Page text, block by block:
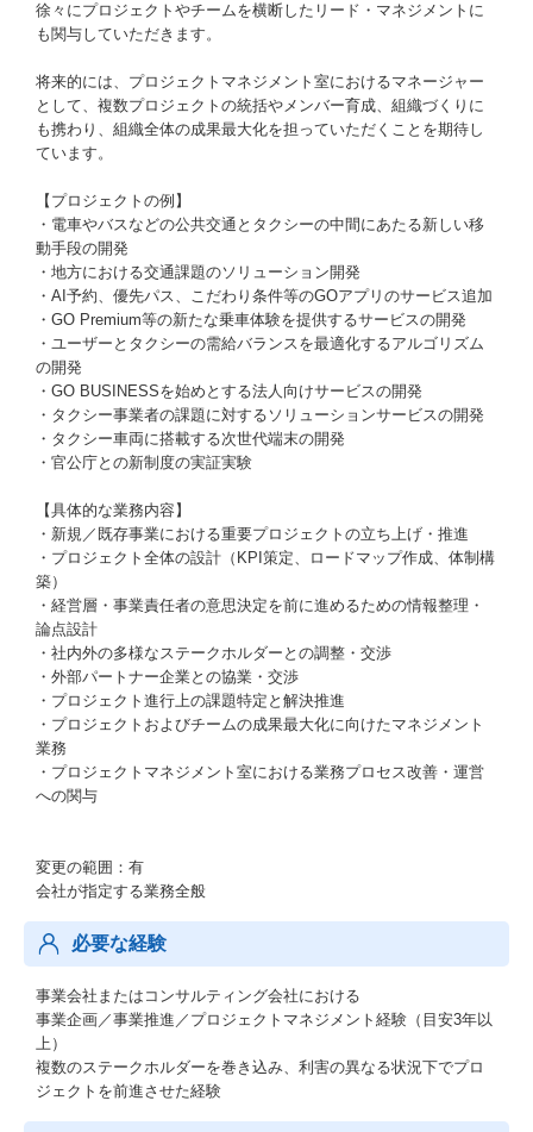
徐々にプロジェクトやチームを横断したリード・マネジメントに
も関与していただきます。
将来的には、プロジェクトマネジメント室におけるマネージャー
として、複数プロジェクトの統括やメンバー育成、組織づくりに
も携わり、組織全体の成果最大化を担っていただくことを期待し
ています。
【プロジェクトの例】
・電車やバスなどの公共交通とタクシーの中間にあたる新しい移
動手段の開発
・地方における交通課題のソリューション開発
・AI予約、優先パス、こだわり条件等のGOアプリのサービス追加
・GO Premium等の新たな乗車体験を提供するサービスの開発
・ユーザーとタクシーの需給バランスを最適化するアルゴリズム
の開発
・GO BUSINESSを始めとする法人向けサービスの開発
・タクシー事業者の課題に対するソリューションサービスの開発
・タクシー車両に搭載する次世代端末の開発
・官公庁との新制度の実証実験
【具体的な業務内容】
・新規／既存事業における重要プロジェクトの立ち上げ・推進
・プロジェクト全体の設計（KPI策定、ロードマップ作成、体制構
築）
・経営層・事業責任者の意思決定を前に進めるための情報整理・
論点設計
・社内外の多様なステークホルダーとの調整・交渉
・外部パートナー企業との協業・交渉
・プロジェクト進行上の課題特定と解決推進
・プロジェクトおよびチームの成果最大化に向けたマネジメント
業務
・プロジェクトマネジメント室における業務プロセス改善・運営
への関与
変更の範囲：有
会社が指定する業務全般
必要な経験
事業会社またはコンサルティング会社における
事業企画／事業推進／プロジェクトマネジメント経験（目安3年以
上）
複数のステークホルダーを巻き込み、利害の異なる状況下でプロ
ジェクトを前進させた経験